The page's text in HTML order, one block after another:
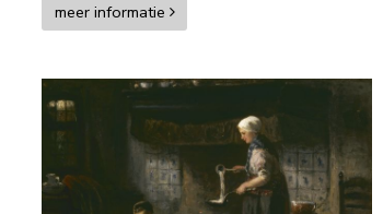
meer informatie